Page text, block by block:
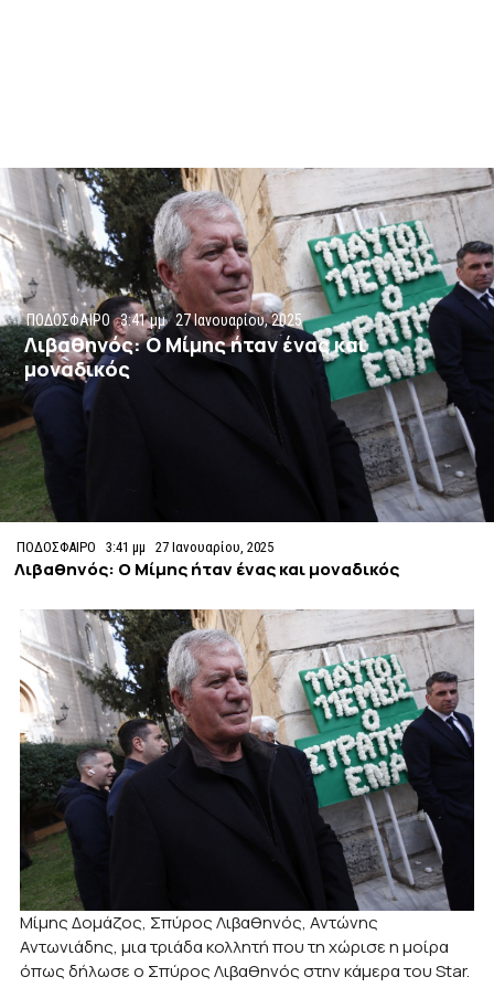
ΠΟΔΟΣΦΑΙΡΟ 3:41 μμ 27 Ιανουαρίου, 2025
Λιβαθηνός: Ο Μίμης ήταν ένας και
μοναδικός
ΠΟΔΟΣΦΑΙΡΟ 3:41 μμ 27 Ιανουαρίου, 2025
Λιβαθηνός: Ο Μίμης ήταν ένας και μοναδικός
Μίμης Δομάζος, Σπύρος Λιβαθηνός, Αντώνης
Αντωνιάδης, μια τριάδα κολλητή που τη χώρισε η μοίρα
όπως δήλωσε ο Σπύρος Λιβαθηνός στην κάμερα του Star.